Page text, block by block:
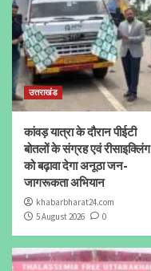
उत्तराखंड
कांवड़ यात्रा के दौरान पीईटी
बोतलों के संग्रह एवं रीसाइक्लिंग
को बढ़ावा देगा अनूठा जन-
जागरूकता अभियान
khabarbharat24.com
5 August 2026
0